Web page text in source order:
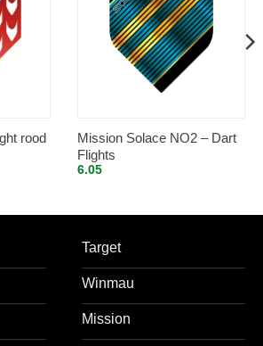
rood
Mission Solace NO2 – Dart
Flights
6.05
Target
Winmau
Mission